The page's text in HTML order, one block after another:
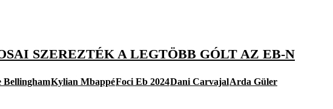
SZEREZTÉK A LEGTÖBB GÓLT AZ EB-N
BellinghamKylian MbappéFoci Eb 2024Dani CarvajalArda Güler